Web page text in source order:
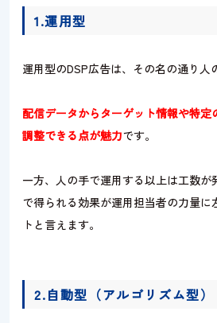
1.運用型
運用型のDSP広告は、その名の通り人
配信データからターゲット情報や特定
調整できる点が魅力です。
一方、人の手で運用する以上は工数
で得られる効果が運用担当者の力量に
トと言えます。
2.自動型（アルゴリズム型）